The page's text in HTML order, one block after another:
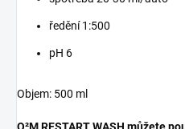
ředění 1:500
pH 6
Objem: 500 ml